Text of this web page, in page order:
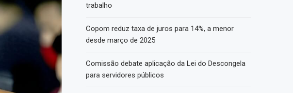
trabalho
Copom reduz taxa de juros para 14%, a menor
desde março de 2025
Comissão debate aplicação da Lei do Descongela
para servidores públicos